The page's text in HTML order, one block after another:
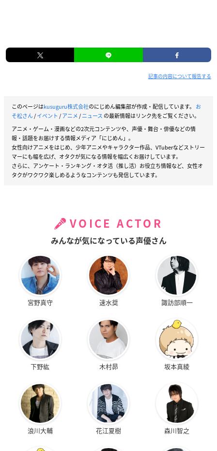
記事の内容について報告する
このページはkusuguru株式会社のにじめん編集部が作成・配信しています。 お
そ松さん/イベント /アニメ/ニュース の最新情報はリンク先をご覧ください。
アニメ・ゲーム・漫画などの2次元コンテンツや、声優・舞台・俳優などの情
報・話題をお届けする情報メディア「にじめん」。
女性向けアニメをはじめ、少年アニメやキャラクター作品、VTuberなどストリー
マーにも幅を広げ、オタクが気になる情報を幅広くお届けしています。
さらに、アンケート・ランキング・オタ活（推し活）お役立ち情報など、女性オ
タクがワクワク楽しめるようなコンテンツも発信しています。
VOICE ACTOR
みんなが気になっている声優さん
宮野真守 速水奨 諏訪部順一
下野紘 木村昴 坂本真綾
浪川大輔 花江夏樹 森川智之